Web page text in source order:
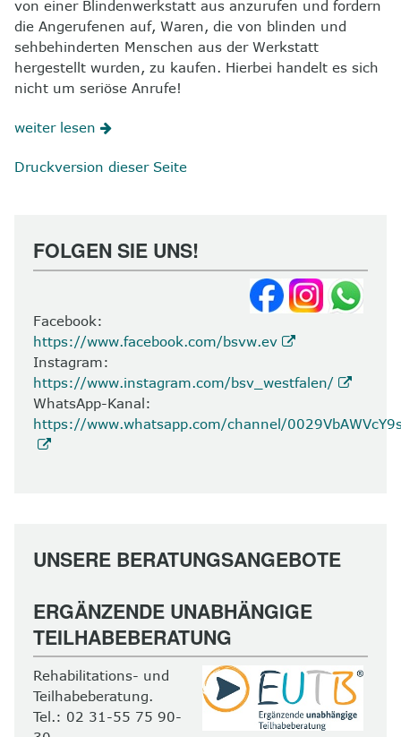
von einer Blindenwerkstatt aus anzurufen und fordern
die Angerufenen auf, Waren, die von blinden und
sehbehinderten Menschen aus der Werkstatt
hergestellt wurden, zu kaufen. Hierbei handelt es sich
nicht um seriöse Anrufe!
weiter lesen
Druckversion dieser Seite
FOLGEN SIE UNS!
Facebook:
https://www.facebook.com/bsvw.ev
Instagram:
https://www.instagram.com/bsv_westfalen/
WhatsApp-Kanal:
https://www.whatsapp.com/channel/
UNSERE BERATUNGSANGEBOTE
ERGÄNZENDE UNABHÄNGIGE
TEILHABEBERATUNG
Rehabilitations- und
Teilhabeberatung.
Tel.: 02 31-55 75 90-